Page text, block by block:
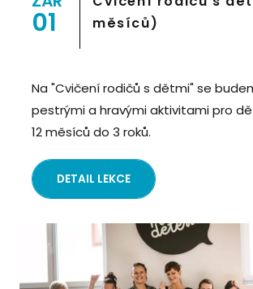
01
měsíců)
Na "Cvičení rodičů s dětmi" se
pestrými a hravými aktivitami pro
12 měsíců do 3 roků.
DETAIL LEKCE